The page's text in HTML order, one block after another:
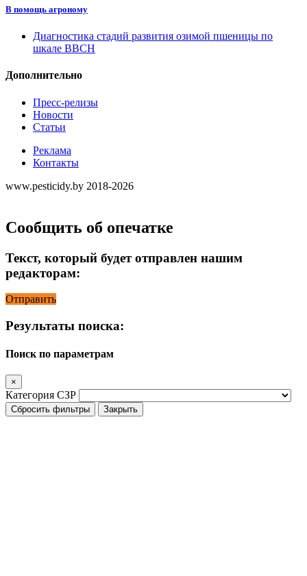
В помощь агроному
Диагностика стадий развития озимой пшеницы по
шкале ВВСН
Дополнительно
Пресс-релизы
Новости
Статьи
Реклама
Контакты
www.pesticidy.by 2018-2026
Сообщить об опечатке
Текст, который будет отправлен нашим
редакторам:
Отправить
Результаты поиска:
Поиск по параметрам
×
Категория СЗР
Сбросить фильтры Закрыть